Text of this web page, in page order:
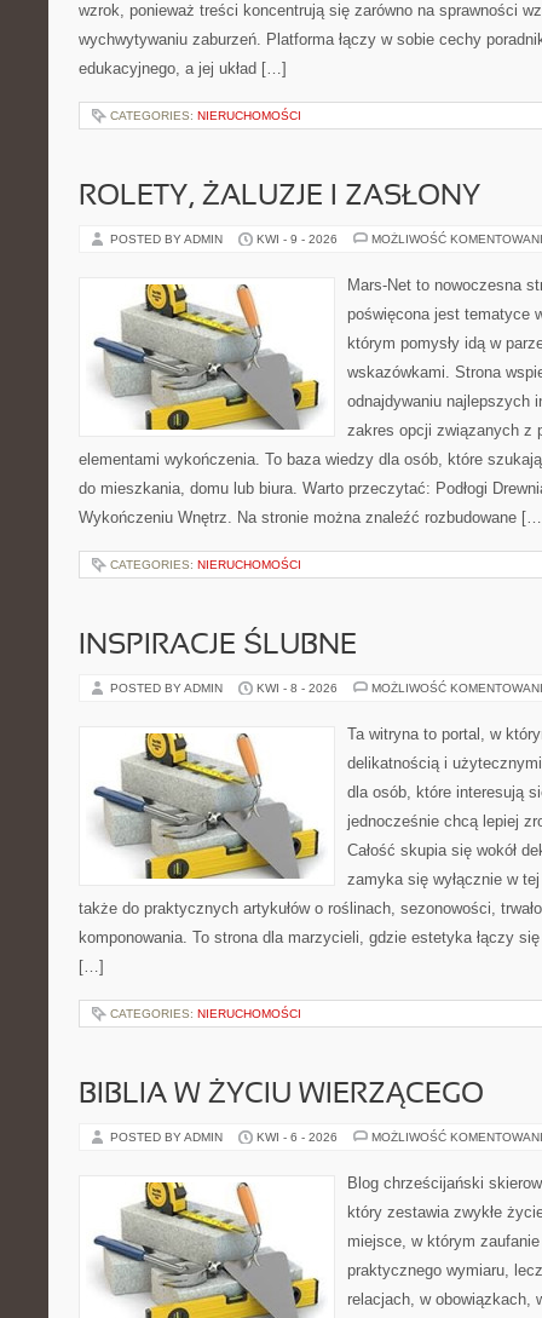
wzrok, ponieważ treści koncentrują się zarówno na sprawności
wychwytywaniu zaburzeń. Platforma łączy w sobie cechy
edukacyjnego, a jej układ […]
CATEGORIES: NIERUCHOMOŚCI
ROLETY, ŻALUZJE I ZASŁONY
POSTED BY ADMIN KWI - 9 - 2026 MOŻLIWOŚĆ
Mars-Net to nowoczesna
poświęcona jest tematyce
którym pomysły idą w
wskazówkami. Strona
odnajdywaniu najlepszych
zakres opcji związanych z
elementami wykończenia. To baza wiedzy dla osób, które
do mieszkania, domu lub biura. Warto przeczytać: Podłogi
Wykończeniu Wnętrz. Na stronie można znaleźć rozbudowane
CATEGORIES: NIERUCHOMOŚCI
INSPIRACJE ŚLUBNE
POSTED BY ADMIN KWI - 8 - 2026 MOŻLIWOŚĆ
Ta witryna to portal, w
delikatnością i
dla osób, które interesują
jednocześnie chcą lepiej
Całość skupia się wokół
zamyka się wyłącznie w
także do praktycznych artykułów o roślinach, sezonowości,
komponowania. To strona dla marzycieli, gdzie estetyka łączy
[…]
CATEGORIES: NIERUCHOMOŚCI
BIBLIA W ŻYCIU WIERZĄCEGO
POSTED BY ADMIN KWI - 6 - 2026 MOŻLIWOŚĆ
Blog chrześcijański
który zestawia zwykłe
miejsce, w którym
praktycznego wymiaru,
relacjach, w obowiązkach,